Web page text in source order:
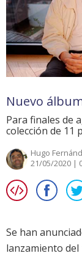
Nuevo
Para finales de
colección de 11
Hugo
21/05/2020 |
Se han
lanzamiento del